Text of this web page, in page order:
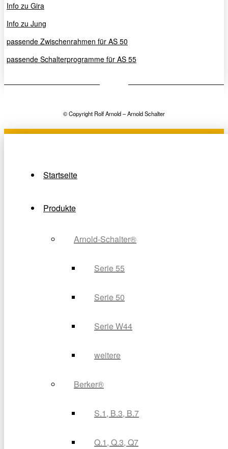
Info zu Gira
Info zu Jung
passende Zwischenrahmen für AS 50
passende Schalterprogramme für AS 55
© Copyright Rolf Arnold – Arnold Schalter
Startseite
Produkte
Arnold-Schalter®
Serie 55
Serie 50
Serie W44
weitere
Berker®
S.1, B.3, B.7
Q.1, Q.3, Q7